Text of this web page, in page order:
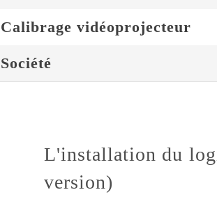
Calibrage vidéoprojecteur
Société
L'installation du
version)